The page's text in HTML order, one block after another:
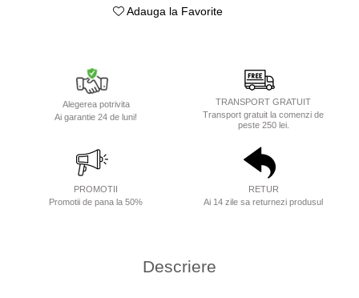
Adauga la Favorite
Alegerea potrivita
Ai garantie 24 de luni!
TRANSPORT GRATUIT
Transport gratuit la comenzi de
peste 250 lei.
PROMOTII
Promotii de pana la 50%
RETUR
Ai 14 zile sa returnezi produsul
Descriere